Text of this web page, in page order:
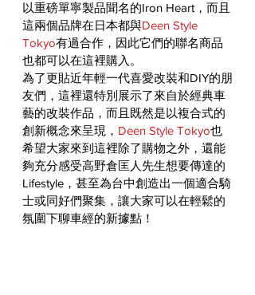
以重磅單寧製品聞名的Iron Heart，而且
這兩個品牌在日本都與Deen Style
Tokyo有過合作，因此它們的聯名商品
也都可以在這裡購入。
為了更貼近年輕一代喜愛改裝和DIY的朋
友們，這裡還特別展示了來自於經典車
藝的改裝作品，而且既然是以複合式的
創新概念來呈現， Deen Style Tokyo也
希望大家來到這裡除了購物之外，還能
夠充分感受高野倉匡人先生想要傳達的
Lifestyle，甚至為台中創造出一個適合騎
士或同好們聚集，讓大家可以在輕鬆的
氛圍下聊車經的新據點！